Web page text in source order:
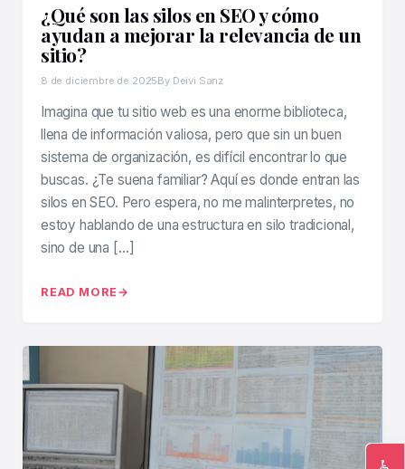
¿Qué son las silos en SEO y cómo
ayudan a mejorar la relevancia de un
sitio?
8 de diciembre de 2025By Deivi Sanz
Imagina que tu sitio web es una enorme biblioteca,
llena de información valiosa, pero que sin un buen
sistema de organización, es difícil encontrar lo que
buscas. ¿Te suena familiar? Aquí es donde entran las
silos en SEO. Pero espera, no me malinterpretes, no
estoy hablando de una estructura en silo tradicional,
sino de una […]
READ MORE